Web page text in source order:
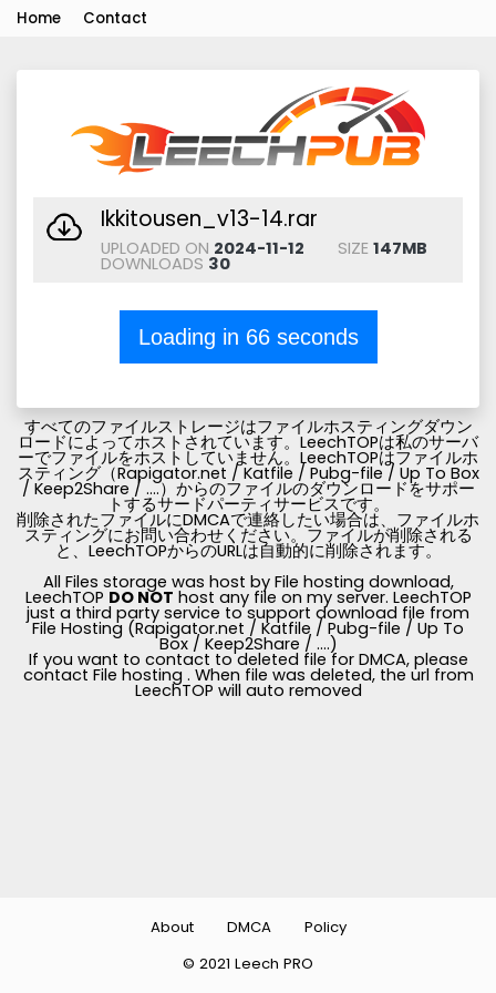
Home Contact
Ikkitousen_v13-14.rar
UPLOADED ON 2024-11-12 SIZE 147MB
DOWNLOADS 30
Loading in 66seconds
すべてのファイルストレージはファイルホスティングダウン
ロードによってホストされています。LeechTOPは私のサーバ
ーでファイルをホストしていません。LeechTOPはファイルホ
スティング（Rapigator.net / Katfile / Pubg-file / Up To Box
/ Keep2Share / ....）からのファイルのダウンロードをサポー
トするサードパーティサービスです。
削除されたファイルにDMCAで連絡したい場合は、ファイルホ
スティングにお問い合わせください。ファイルが削除される
と、LeechTOPからのURLは自動的に削除されます。
All Files storage was host by File hosting download,
LeechTOP DO NOT host any file on my server. LeechTOP
just a third party service to support download file from
File Hosting (Rapigator.net / Katfile / Pubg-file / Up To
Box / Keep2Share / ....)
If you want to contact to deleted file for DMCA, please
contact File hosting . When file was deleted, the url from
LeechTOP will auto removed
© 2021 Leech PRO
About DMCA Policy